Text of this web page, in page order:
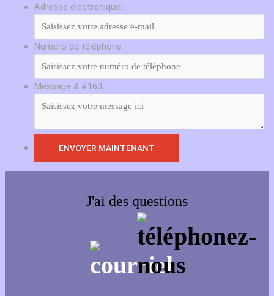
Adresse électronique:
Numéro de téléphone :
Message & #160;:
J'ai des questions